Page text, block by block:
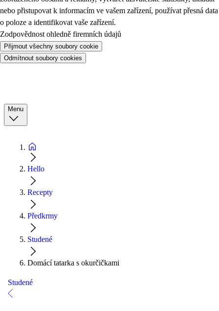
nebo přistupovat k informacím ve vašem zařízení, používat přesná data
o poloze a identifikovat vaše zařízení.
Zodpovědnost ohledně firemních údajů
Přijmout všechny soubory cookie
Odmítnout soubory cookies
Menu
Hello
Recepty
Předkrmy
Studené
Domácí tatarka s okurčičkami
Studené